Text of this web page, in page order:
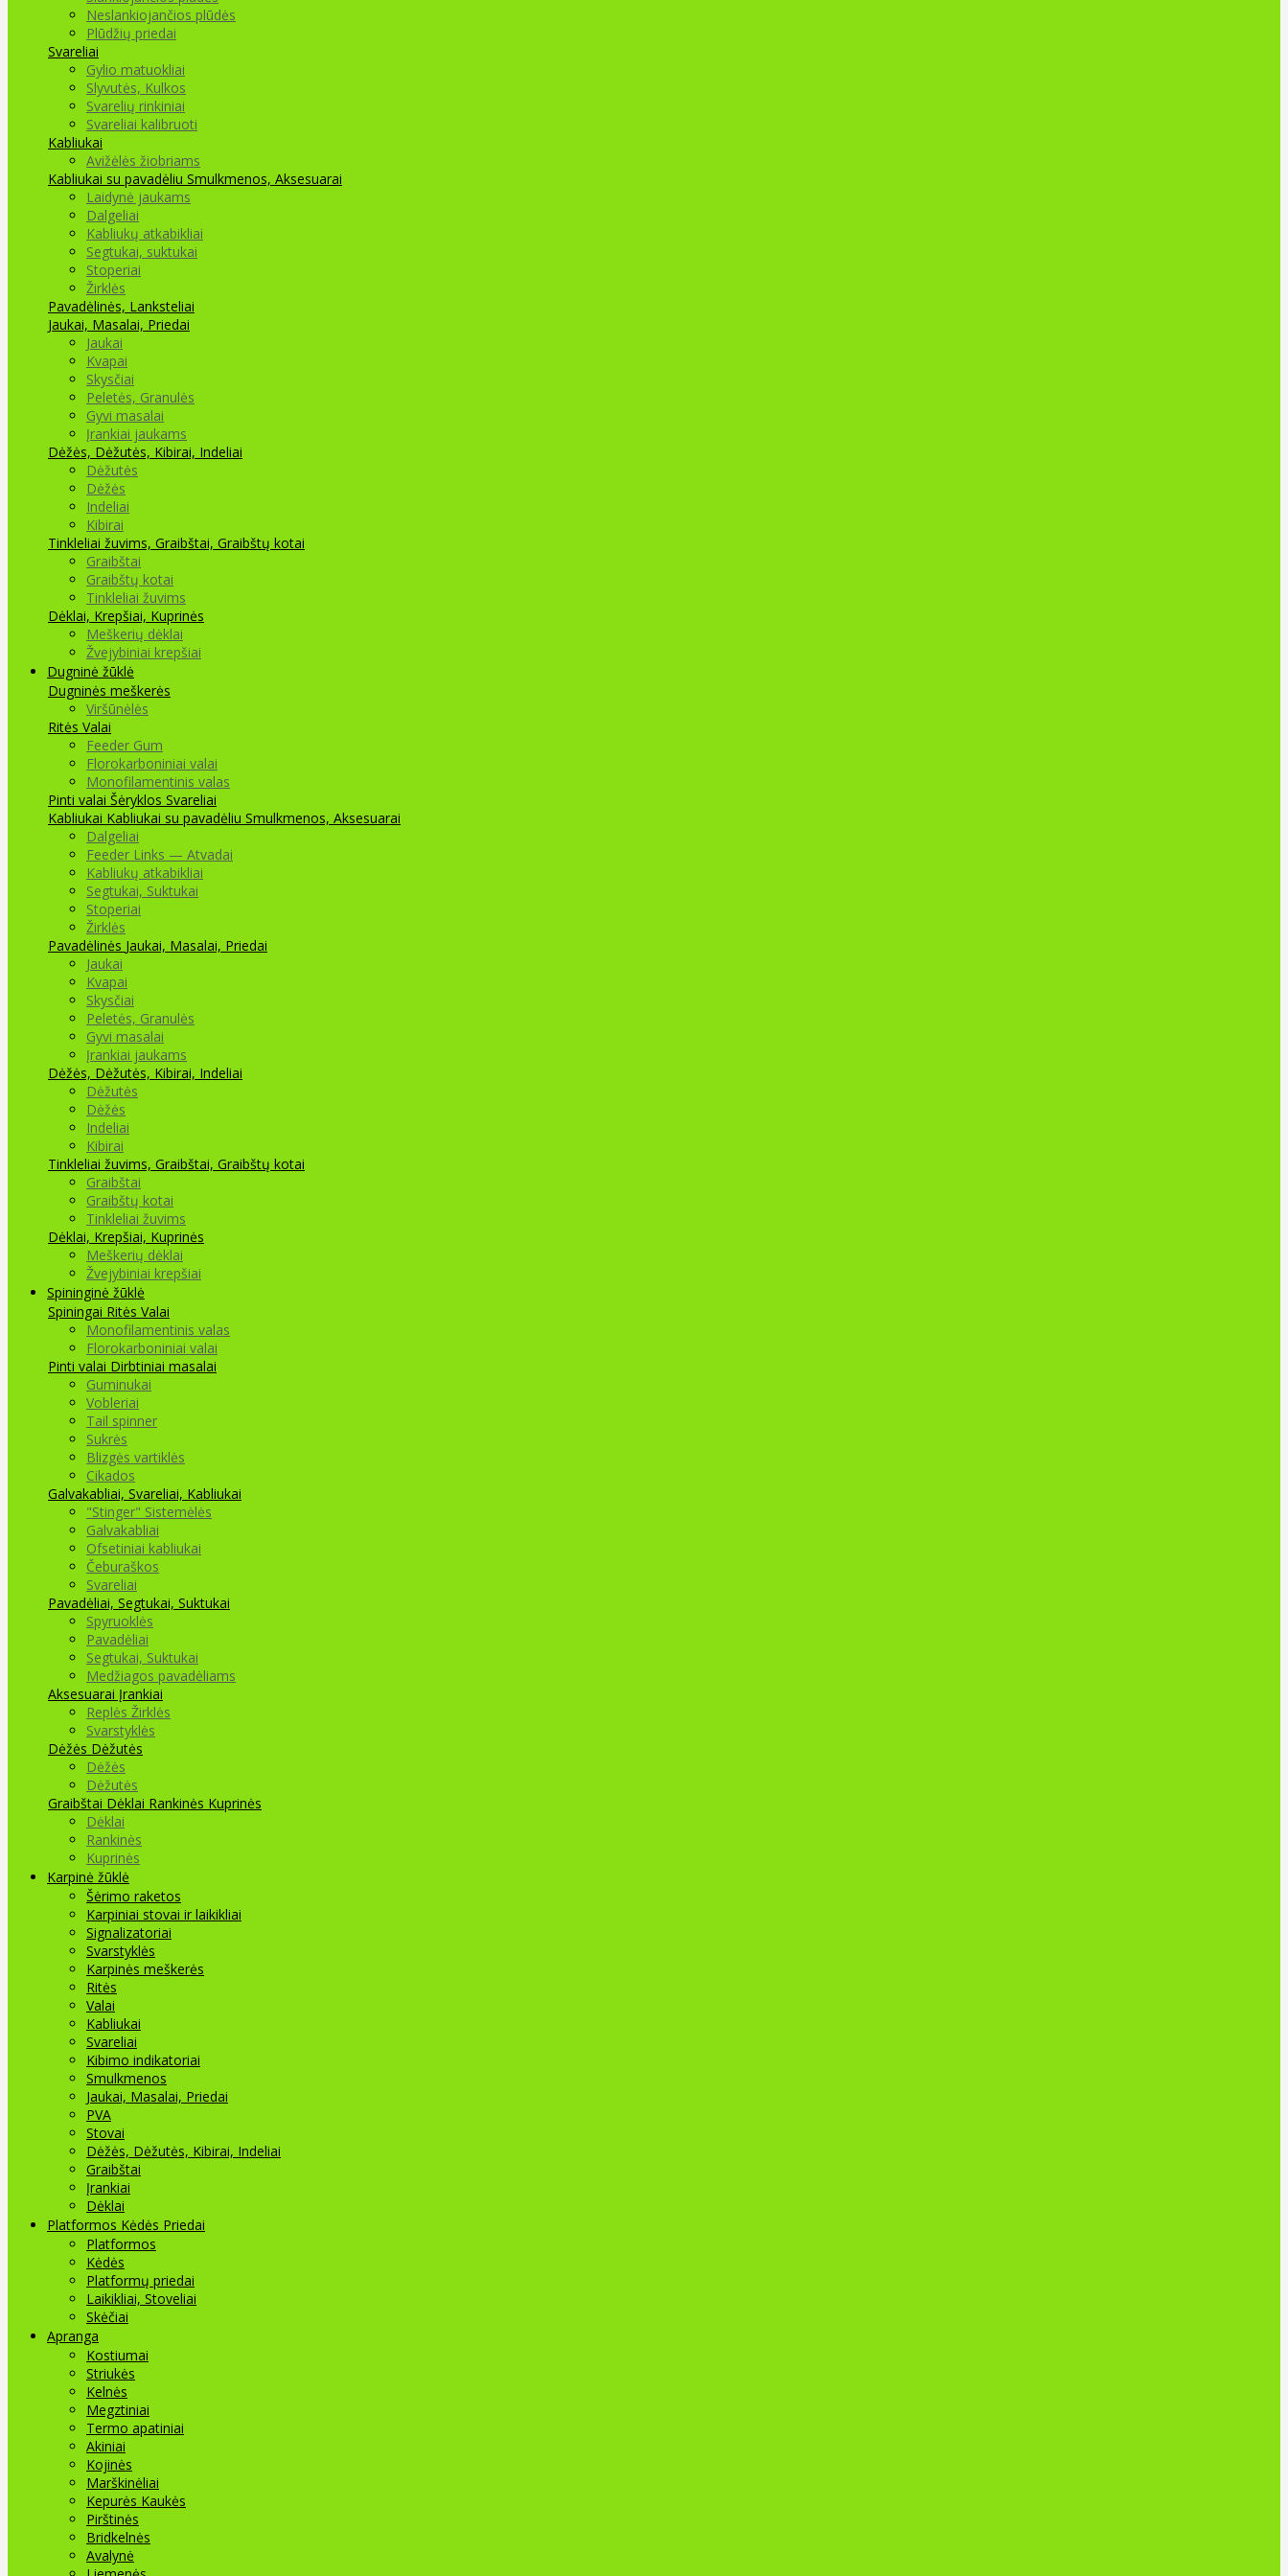
Neslankiojančios plūdės
Plūdžių priedai
Svareliai
Gylio matuokliai
Slyvutės, Kulkos
Svarelių rinkiniai
Svareliai kalibruoti
Kabliukai
Avižėlės žiobriams
Kabliukai su pavadėliu Smulkmenos, Aksesuarai
Laidynė jaukams
Dalgeliai
Kabliukų atkabikliai
Segtukai, suktukai
Stoperiai
Žirklės
Pavadėlinės, Lanksteliai
Jaukai, Masalai, Priedai
Jaukai
Kvapai
Skysčiai
Peletės, Granulės
Gyvi masalai
Įrankiai jaukams
Dėžės, Dėžutės, Kibirai, Indeliai
Dėžutės
Dėžės
Indeliai
Kibirai
Tinkleliai žuvims, Graibštai, Graibštų kotai
Graibštai
Graibštų kotai
Tinkleliai žuvims
Dėklai, Krepšiai, Kuprinės
Meškerių dėklai
Žvejybiniai krepšiai
Dugninė žūklė
Dugninės meškerės
Viršūnėlės
Ritės Valai
Feeder Gum
Florokarboniniai valai
Monofilamentinis valas
Pinti valai Šėryklos Svareliai
Kabliukai Kabliukai su pavadėliu Smulkmenos, Aksesuarai
Dalgeliai
Feeder Links — Atvadai
Kabliukų atkabikliai
Segtukai, Suktukai
Stoperiai
Žirklės
Pavadėlinės Jaukai, Masalai, Priedai
Jaukai
Kvapai
Skysčiai
Peletės, Granulės
Gyvi masalai
Įrankiai jaukams
Dėžės, Dėžutės, Kibirai, Indeliai
Dėžutės
Dėžės
Indeliai
Kibirai
Tinkleliai žuvims, Graibštai, Graibštų kotai
Graibštai
Graibštų kotai
Tinkleliai žuvims
Dėklai, Krepšiai, Kuprinės
Meškerių dėklai
Žvejybiniai krepšiai
Spininginė žūklė
Spiningai Ritės Valai
Monofilamentinis valas
Florokarboniniai valai
Pinti valai Dirbtiniai masalai
Guminukai
Vobleriai
Tail spinner
Sukrės
Blizgės vartiklės
Cikados
Galvakabliai, Svareliai, Kabliukai
"Stinger" Sistemėlės
Galvakabliai
Ofsetiniai kabliukai
Čeburaškos
Svareliai
Pavadėliai, Segtukai, Suktukai
Spyruoklės
Pavadėliai
Segtukai, Suktukai
Medžiagos pavadėliams
Aksesuarai Įrankiai
Replės Žirklės
Svarstyklės
Dėžės Dėžutės
Dėžės
Dėžutės
Graibštai Dėklai Rankinės Kuprinės
Dėklai
Rankinės
Kuprinės
Karpinė žūklė
Šėrimo raketos
Karpiniai stovai ir laikikliai
Signalizatoriai
Svarstyklės
Karpinės meškerės
Ritės
Valai
Kabliukai
Svareliai
Kibimo indikatoriai
Smulkmenos
Jaukai, Masalai, Priedai
PVA
Stovai
Dėžės, Dėžutės, Kibirai, Indeliai
Graibštai
Įrankiai
Dėklai
Platformos Kėdės Priedai
Platformos
Kėdės
Platformų priedai
Laikikliai, Stoveliai
Skėčiai
Apranga
Kostiumai
Striukės
Kelnės
Megztiniai
Termo apatiniai
Akiniai
Kojinės
Marškinėliai
Kepurės Kaukės
Pirštinės
Bridkelnės
Avalynė